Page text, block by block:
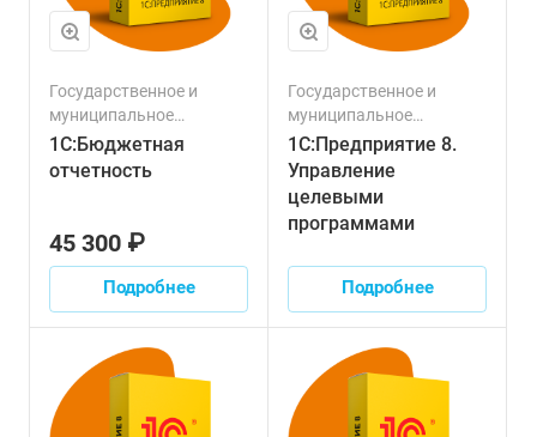
Государственное и
муниципальное
управление
1С:Бюджетная
отчетность
45 300 ₽
Подробнее
Государственное и
муниципальное
управление
1С:Предприятие 8.
Управление
целевыми
программами
Подробнее